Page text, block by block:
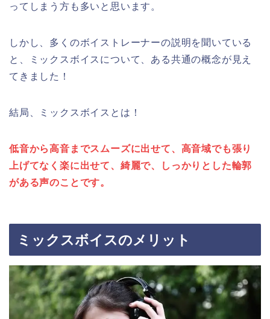
ってしまう方も多いと思います。
しかし、多くのボイストレーナーの説明を聞いている
と、ミックスボイスについて、ある共通の概念が見え
てきました！
結局、ミックスボイスとは！
低音から高音までスムーズに出せて、高音域でも張り
上げてなく楽に出せて、綺麗で、しっかりとした輪郭
がある声のことです。
ミックスボイスのメリット